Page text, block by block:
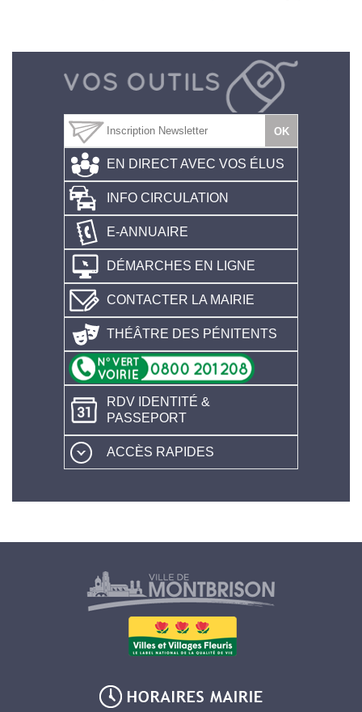
EN DIRECT AVEC VOS ÉLUS
INFO CIRCULATION
E-ANNUAIRE
DÉMARCHES EN LIGNE
CONTACTER LA MAIRIE
THÉÂTRE DES PÉNITENTS
RDV IDENTITÉ &
PASSEPORT
ACCÈS RAPIDES